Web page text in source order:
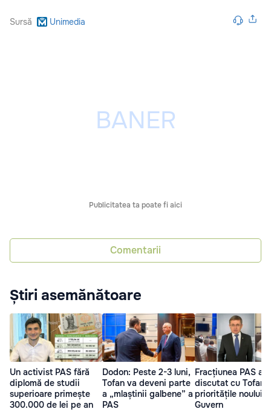
Sursă Unimedia
Publicitatea ta poate fi aici
Comentarii
Știri asemănătoare
Un activist PAS fără
diplomă de studii
superioare primește
300.000 de lei pe an
Dodon: Peste 2-3 luni,
Tofan va deveni parte
a „mlaștinii galbene” a
PAS
Fracțiunea PAS a
discutat cu Tofan
prioritățile noului
Guvern